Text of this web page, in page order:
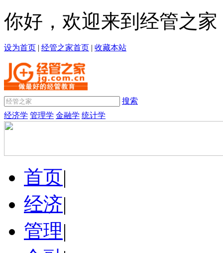
你好，欢迎来到经管之家
设为首页 | 经管之家首页 | 收藏本站
搜索
经济学 管理学 金融学 统计学
首页|
经济|
管理|